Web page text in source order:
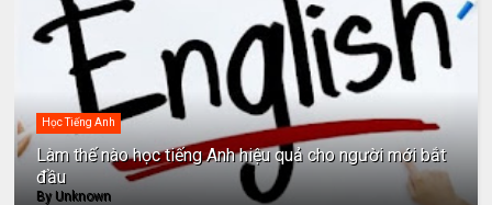
Học Tiếng Anh
Làm thế nào học tiếng Anh hiệu quả cho người mới bắt
đầu
By Unknown